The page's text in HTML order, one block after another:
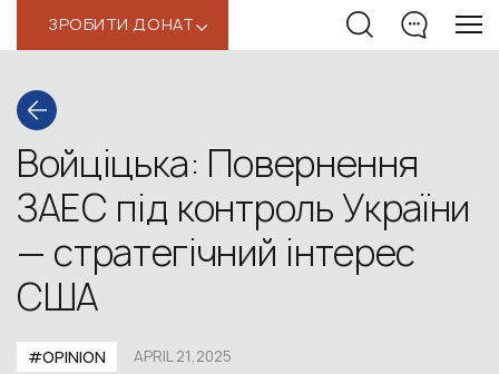
ЗРОБИТИ ДОНАТ‹
Войціцька: Повернення
ЗАЕС під контроль України
— стратегічний інтерес
США
#OPINION APRIL 21,2025